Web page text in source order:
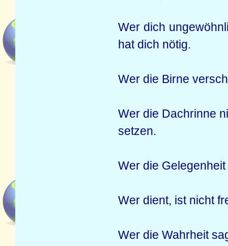
Wer dich
hat dich nötig.
Wer die Birne
Wer die Dachrinne
setzen.
Wer die
Wer dient, ist nicht
Wer die Wahrheit